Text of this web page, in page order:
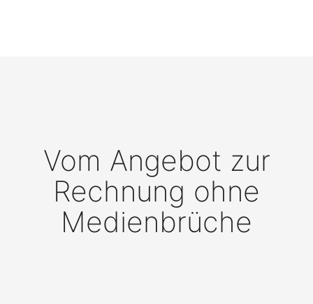
Vom Angebot zur
Rechnung ohne
Medienbrüche